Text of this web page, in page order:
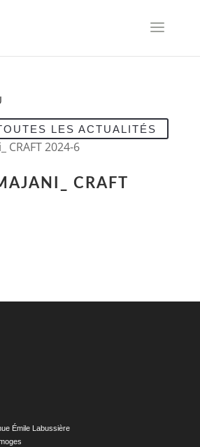
LES ACTUALITÉS
CRAFT
Émile Labussière